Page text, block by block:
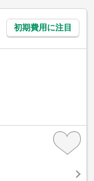
初期費用に注目